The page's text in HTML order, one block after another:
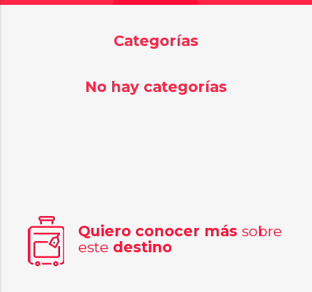
Categorías
No hay categorías
Quiero conocer más sobre
este destino